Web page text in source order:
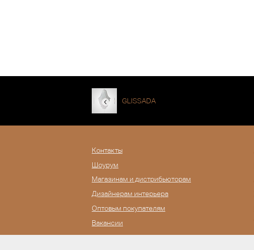
GLISSADA
Контакты
Шоурум
Магазинам и дистрибьюторам
Дизайнерам интерьера
Оптовым покупателям
Вакансии
Журнал Lampatron